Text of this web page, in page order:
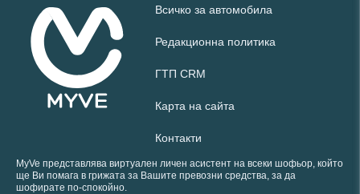
Всичко за автомобила
Редакционна политика
ГТП CRM
Карта на сайта
Контакти
MyVe представлява виртуален личен асистент на всеки шофьор, който
ще Ви помага в грижата за Вашите превозни средства, за да
шофирате по-спокойно.